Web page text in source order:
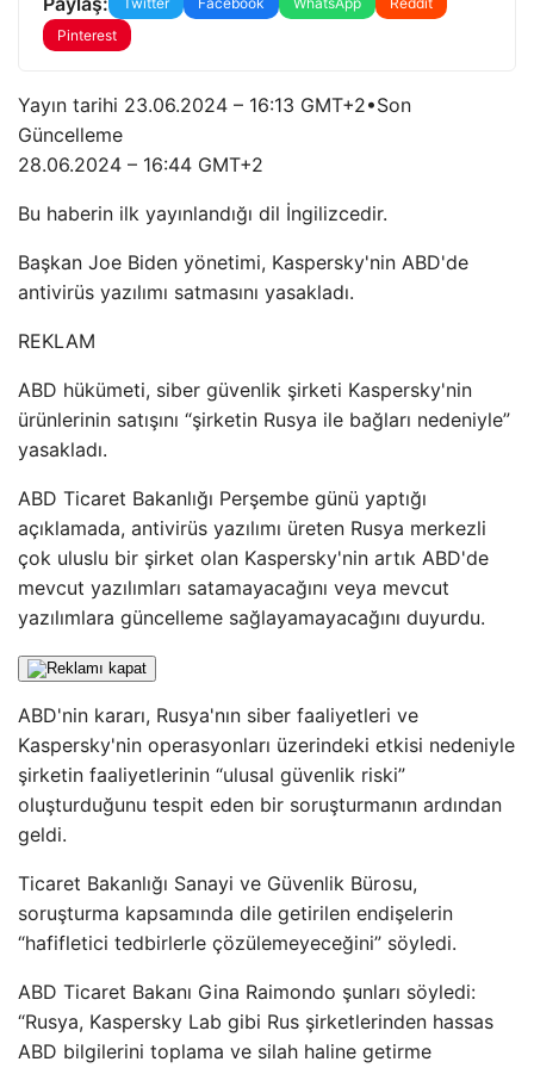
Pinterest
Yayın tarihi 23.06.2024 – 16:13 GMT+2•Son
Güncelleme
28.06.2024 – 16:44 GMT+2
Bu haberin ilk yayınlandığı dil İngilizcedir.
Başkan Joe Biden yönetimi, Kaspersky'nin ABD'de
antivirüs yazılımı satmasını yasakladı.
REKLAM
ABD hükümeti, siber güvenlik şirketi Kaspersky'nin
ürünlerinin satışını “şirketin Rusya ile bağları nedeniyle”
yasakladı.
ABD Ticaret Bakanlığı Perşembe günü yaptığı
açıklamada, antivirüs yazılımı üreten Rusya merkezli
çok uluslu bir şirket olan Kaspersky'nin artık ABD'de
mevcut yazılımları satamayacağını veya mevcut
yazılımlara güncelleme sağlayamayacağını duyurdu.
ABD'nin kararı, Rusya'nın siber faaliyetleri ve
Kaspersky'nin operasyonları üzerindeki etkisi nedeniyle
şirketin faaliyetlerinin “ulusal güvenlik riski”
oluşturduğunu tespit eden bir soruşturmanın ardından
geldi.
Ticaret Bakanlığı Sanayi ve Güvenlik Bürosu,
soruşturma kapsamında dile getirilen endişelerin
“hafifletici tedbirlerle çözülemeyeceğini” söyledi.
ABD Ticaret Bakanı Gina Raimondo şunları söyledi:
“Rusya, Kaspersky Lab gibi Rus şirketlerinden hassas
ABD bilgilerini toplama ve silah haline getirme